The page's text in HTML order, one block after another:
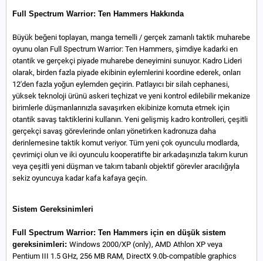
Full Spectrum Warrior: Ten Hammers Hakkında
Büyük beğeni toplayan, manga temelli / gerçek zamanlı taktik muharebe
oyunu olan Full Spectrum Warrior: Ten Hammers, şimdiye kadarki en
otantik ve gerçekçi piyade muharebe deneyimini sunuyor. Kadro Lideri
olarak, birden fazla piyade ekibinin eylemlerini koordine ederek, onları
12'den fazla yoğun eylemden geçirin. Patlayıcı bir silah cephanesi,
yüksek teknoloji ürünü askeri teçhizat ve yeni kontrol edilebilir mekanize
birimlerle düşmanlarınızla savaşırken ekibinize komuta etmek için
otantik savaş taktiklerini kullanın. Yeni gelişmiş kadro kontrolleri, çeşitli
gerçekçi savaş görevlerinde onları yönetirken kadronuza daha
derinlemesine taktik komut veriyor. Tüm yeni çok oyunculu modlarda,
çevrimiçi olun ve iki oyunculu kooperatifte bir arkadaşınızla takım kurun
veya çeşitli yeni düşman ve takım tabanlı objektif görevler aracılığıyla
sekiz oyuncuya kadar kafa kafaya geçin.
Sistem Gereksinimleri
Full Spectrum Warrior: Ten Hammers için en düşük sistem
gereksinimleri: Windows 2000/XP (only), AMD Athlon XP veya
Pentium III 1.5 GHz, 256 MB RAM, DirectX 9.0b-compatible graphics